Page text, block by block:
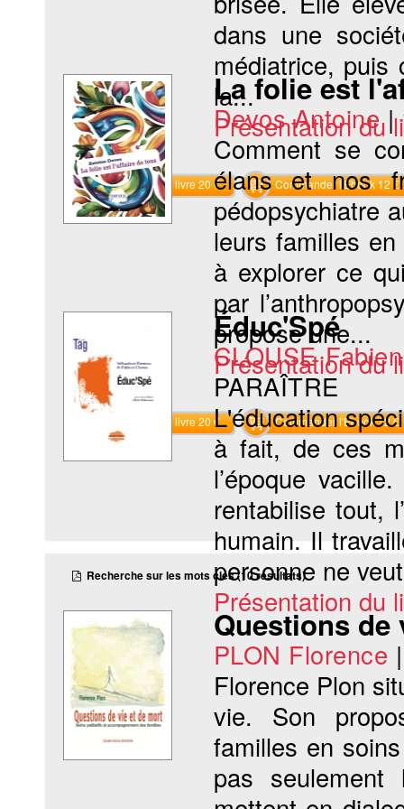
dans une
médiatrice, puis
la...
Présentation du
Commander le livre 20 € Commander l'Ebook 12 €
La folie est
Devos Antoine |
Comment se
élans et nos
pédopsychiatre
leurs familles
à explorer ce
par
propose une...
Présentation du
Commander le livre 20 € Commander l'Ebook 12 €
Éduc'Spé
CLOUSE Fabien
PARAÎTRE
L'éducation
à fait, de ces
l’époque
rentabilise tout,
humain. Il
personne ne
Présentation du
Recherche sur les mots clés (10 résultats)
Questions de
PLON Florence
Florence Plon
vie. Son
familles en
pas